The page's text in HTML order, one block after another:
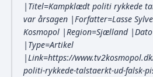
|Titel=Kampklædt politi rykkede
var årsagen |Forfatter=Lasse
Kosmopol |Region=Sjælland
|Type=Artikel
|Link=https://
politi-rykkede-talstaerkt-ud-falsk-